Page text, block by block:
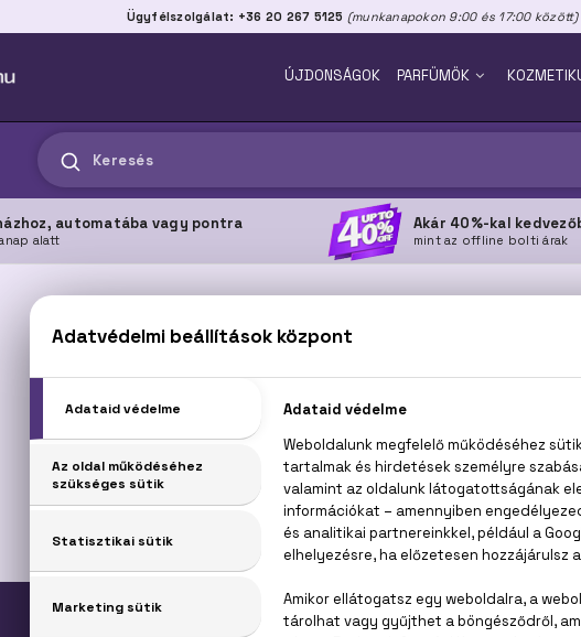
Ügyfélszolgálat: +36 20 267 5125 (munkanapokon 9:00 és 17:00 között)
ÚJDONSÁGOK PARFÜMÖK
Keresés
automatába vagy pontra
alatt
Akár 40%-kal
mint az offline bolti árak
KENZO
Sajnos jelenleg a márka egyetlen
Termékajánlataink megtekintéséhez válasszon
KOZMETIKUMOK